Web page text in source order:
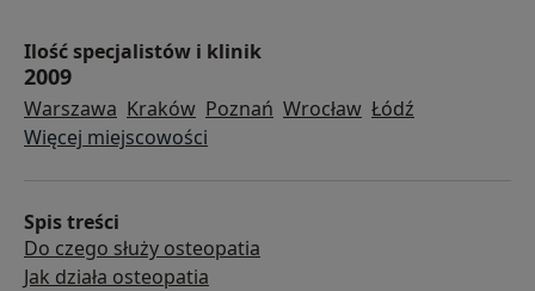
Ilość specjalistów i klinik
2009
Warszawa Kraków Poznań Wrocław Łódź
Więcej miejscowości
Spis treści
Do czego służy osteopatia
Jak działa osteopatia